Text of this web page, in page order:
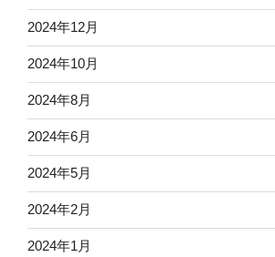
2024年12月
2024年10月
2024年8月
2024年6月
2024年5月
2024年2月
2024年1月